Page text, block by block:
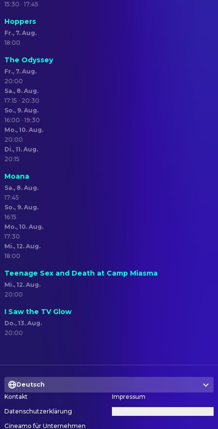
15:30 · 17:45
Hoppers
Fr., 7. Aug.
18:00
The Odyssey
Fr., 7. Aug.
20:00
Sa., 8. Aug.
17:15 · 20:30
So., 9. Aug.
16:00 · 19:30
Mo., 10. Aug.
20:00
Di., 11. Aug.
20:15
Moana
Sa., 8. Aug.
17:45
So., 9. Aug.
16:15
Mo., 10. Aug.
17:30
Mi., 12. Aug.
18:00
Teenage Sex and Death at Camp Miasma
Mi., 12. Aug.
20:00
I Saw the TV Glow
Do., 13. Aug.
20:00
Deutsch
Kontakt
Impressum
Datenschutzerklärung
Cineamo für Unternehmen